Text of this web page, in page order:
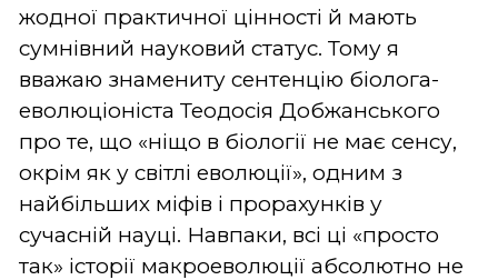
жодної практичної цінності й мають
сумнівний науковий статус. Тому я
вважаю знамениту сентенцію біолога-
еволюціоніста Теодосія Добжанського
про те, що «ніщо в біології не має сенсу,
окрім як у світлі еволюції», одним з
найбільших міфів і прорахунків у
сучасній науці. Навпаки, всі ці «просто
так» історії макроеволюції абсолютно не